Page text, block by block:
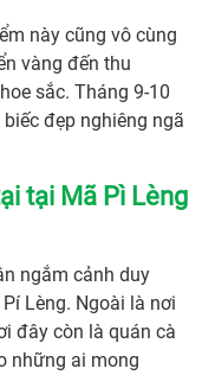
này cũng vô cùng
vàng đến thu
sắc. Tháng 9-10
đẹp nghiêng ngã
tại Mã Pì Lèng
ngắm cảnh duy
Lèng. Ngoài là nơi
đây còn là quán cà
những ai mong